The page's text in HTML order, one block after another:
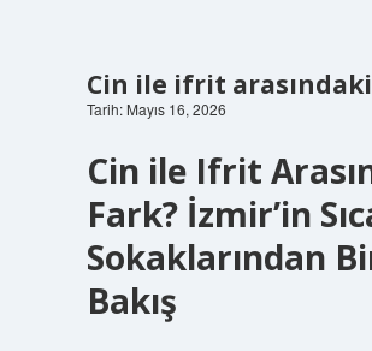
Cin ile ifrit
Tarih: Mayıs 16, 2026
Cin ile Ifrit
Fark? İzmir’in
Sokaklarından
Bakış